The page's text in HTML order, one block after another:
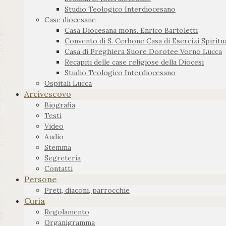
Studio Teologico Interdiocesano
Case diocesane
Casa Diocesana mons. Enrico Bartoletti
Convento di S. Cerbone Casa di Esercizi
Casa di Preghiera Suore Dorotee Vorno Lucca
Recapiti delle case religiose della Diocesi
Studio Teologico Interdiocesano
Ospitali Lucca
Arcivescovo
Biografia
Testi
Video
Audio
Stemma
Segreteria
Contatti
Persone
Preti, diaconi, parrocchie
Curia
Regolamento
Organigramma